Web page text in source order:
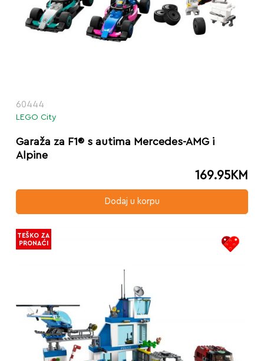
60444
LEGO City
Garaža za F1® s autima Mercedes-AMG i
Alpine
169.95KM
Dodaj u korpu
TEŠKO ZA
PRONAĆI